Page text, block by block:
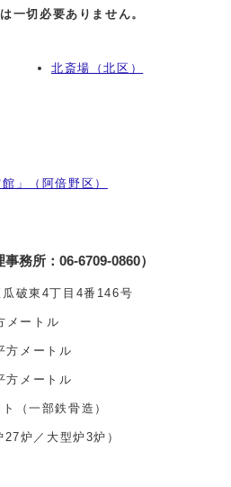
一切必要ありません。
北斎場（北区）
」（阿倍野区）
務所：06-6709-0860）
破東4丁目4番146号
ートル
メートル
メートル
ート（一部鉄骨造）
炉／大型炉3炉）